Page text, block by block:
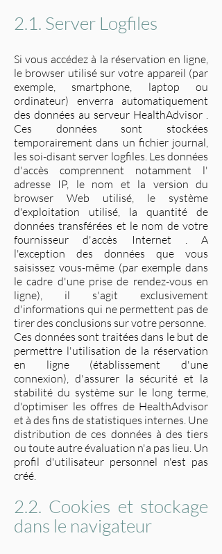
2.1. Server Logfiles
Si vous accédez à la réservation en ligne,
le browser utilisé sur votre appareil (par
exemple, smartphone, laptop ou
ordinateur) enverra automatiquement
des données au serveur HealthAdvisor .
Ces données sont stockées
temporairement dans un fichier journal,
les soi-disant server logfiles. Les données
d'accès comprennent notamment l'
adresse IP, le nom et la version du
browser Web utilisé, le système
d'exploitation utilisé, la quantité de
données transférées et le nom de votre
fournisseur d'accès Internet . A
l'exception des données que vous
saisissez vous-même (par exemple dans
le cadre d'une prise de rendez-vous en
ligne), il s'agit exclusivement
d'informations qui ne permettent pas de
tirer des conclusions sur votre personne.
Ces données sont traitées dans le but de
permettre l'utilisation de la réservation
en ligne (établissement d'une
connexion), d'assurer la sécurité et la
stabilité du système sur le long terme,
d'optimiser les offres de HealthAdvisor
et à des fins de statistiques internes. Une
distribution de ces données à des tiers
ou toute autre évaluation n'a pas lieu. Un
profil d'utilisateur personnel n'est pas
créé.
2.2. Cookies et stockage
dans le navigateur